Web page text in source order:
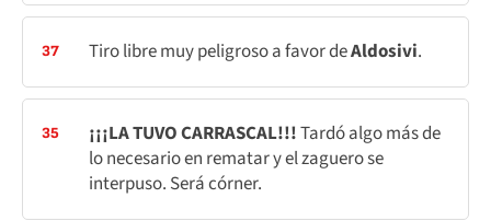
37 Tiro libre muy peligroso a favor deAldosivi.
35 ¡¡¡LA TUVO CARRASCAL!!!Tardó algo más de
lo necesario en rematar y el zaguero se
interpuso. Será córner.